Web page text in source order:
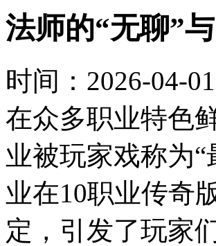
法师的“无聊”
时间： 2026-04-
在众多职业特色
业被玩家戏称为
业在10职业传奇
定，引发了玩家